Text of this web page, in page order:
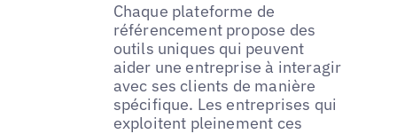
Chaque plateforme de
référencement propose des
outils uniques qui peuvent
aider une entreprise à interagir
avec ses clients de manière
spécifique. Les entreprises qui
exploitent pleinement ces